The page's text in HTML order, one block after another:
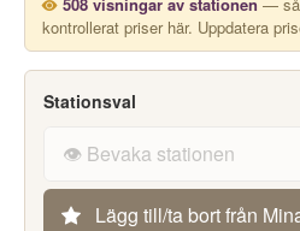
kontrollerat priser här. Uppdatera
Stationsval
👁️ Bevaka stationen
Lägg till/ta bort från